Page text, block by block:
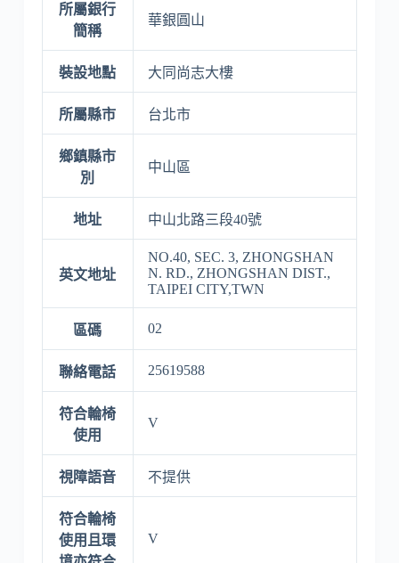
所屬銀行
簡稱
華銀圓山
裝設地點 大同尚志大樓
所屬縣市 台北市
鄉鎮縣市
別
中山區
地址 中山北路三段40號
英文地址
NO.40, SEC. 3, ZHONGSHAN
N. RD., ZHONGSHAN DIST.,
TAIPEI CITY,TWN
區碼 02
聯絡電話 25619588
符合輪椅
使用
V
視障語音 不提供
符合輪椅
使用且環
V